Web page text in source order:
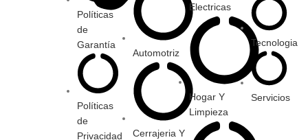
Políticas
de
Garantía
Políticas
de
Privacidad
Automotriz
Cerrajeria Y
Electricas
Hogar Y
Limpieza
Tecnologia
Servicios